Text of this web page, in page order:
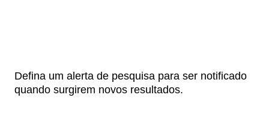
Defina um alerta de pesquisa para ser notificado
quando surgirem novos resultados.